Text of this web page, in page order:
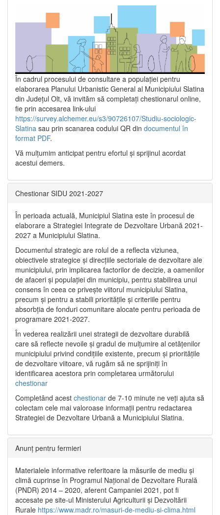
În cadrul procesului de consultare a populaţiei pentru
elaborarea Planului Urbanistic General al Municipiului Slatina
din Județul Olt, vă invităm să completați chestionarul online,
fie prin accesarea link-ului
https://survey.alchemer.eu/s3/90726107/Studiu-sociologic-
Slatina sau prin scanarea codului QR din documentul în
format PDF.
Vă mulţumim anticipat pentru efortul şi sprijinul acordat
acestui demers.
Chestionar SIDU 2021-2027
În perioada actuală, Municipiul Slatina este în procesul de
elaborare a Strategiei Integrate de Dezvoltare Urbană 2021‐
2027 a Municipiului Slatina.
Documentul strategic are rolul de a reflecta viziunea,
obiectivele strategice și direcțiile sectoriale de dezvoltare ale
municipiului, prin implicarea factorilor de decizie, a oamenilor
de afaceri și populației din municipiu, pentru stabilirea unui
consens în ceea ce privește viitorul municipiului Slatina,
precum și pentru a stabili prioritățile și criteriile pentru
absorbția de fonduri comunitare alocate pentru perioada de
programare 2021-2027.
În vederea realizării unei strategii de dezvoltare durabilă
care să reflecte nevoile și gradul de mulțumire al cetățenilor
municipiului privind condițiile existente, precum și prioritățile
de dezvoltare viitoare, vă rugăm să ne sprijiniți în
identificarea acestora prin completarea următorului
chestionar
Completând acest chestionar de 7-10 minute ne veți ajuta să
colectam cele mai valoroase informații pentru redactarea
Strategiei de Dezvoltare Urbană a Municipiului Slatina.
Anunț pentru fermieri
Materialele informative referitoare la măsurile de mediu și
climă cuprinse în Programul Național de Dezvoltare Rurală
(PNDR) 2014 – 2020, aferent Campaniei 2021, pot fi
accesate pe site-ul Ministerului Agriculturii și Dezvoltării
Rurale https://www.madr.ro/masuri-de-mediu-si-clima.html